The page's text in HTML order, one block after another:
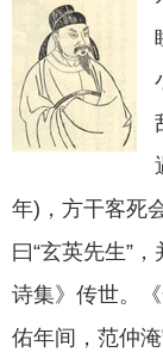
年)，方干客死
曰“玄英先生”
诗集》传世。
佑年间，范仲